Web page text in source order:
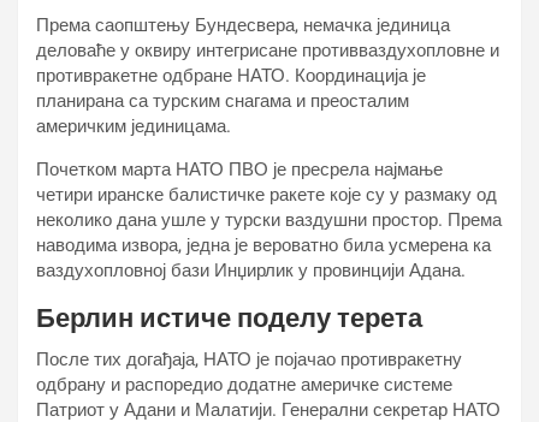
Према саопштењу Бундесвера, немачка јединица
деловаће у оквиру интегрисане противваздухопловне и
противракетне одбране НАТО. Координација је
планирана са турским снагама и преосталим
америчким јединицама.
Почетком марта НАТО ПВО је пресрела најмање
четири иранске балистичке ракете које су у размаку од
неколико дана ушле у турски ваздушни простор. Према
наводима извора, једна је вероватно била усмерена ка
ваздухопловној бази Инџирлик у провинцији Адана.
Берлин истиче поделу терета
После тих догађаја, НАТО је појачао противракетну
одбрану и распоредио додатне америчке системе
Патриот у Адани и Малатији. Генерални секретар НАТО